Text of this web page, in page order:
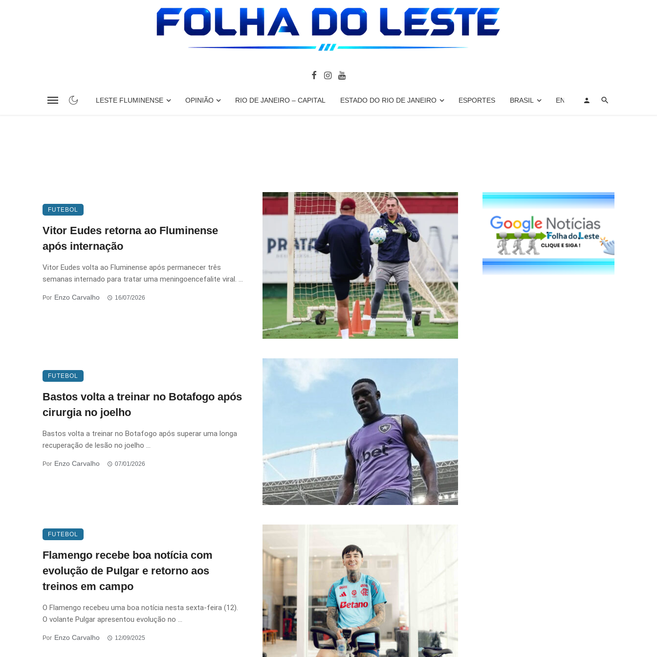
LESTE FLUMINENSE OPINIÃO RIO DE JANEIRO – CAPITAL ESTADO DO RIO DE JANEIRO ESPORTES BRASIL ENTRETENIMENTO, ARTES E
FUTEBOL
Vitor Eudes retorna ao Fluminense
após internação
Vitor Eudes volta ao Fluminense após permanecer três
semanas internado para tratar uma meningoencefalite viral. ...
Por Enzo Carvalho 16/07/2026
FUTEBOL
Bastos volta a treinar no Botafogo após
cirurgia no joelho
Bastos volta a treinar no Botafogo após superar uma longa
recuperação de lesão no joelho ...
Por Enzo Carvalho 07/01/2026
FUTEBOL
Flamengo recebe boa notícia com
evolução de Pulgar e retorno aos
treinos em campo
O Flamengo recebeu uma boa notícia nesta sexta-feira (12).
O volante Pulgar apresentou evolução no ...
Por Enzo Carvalho 12/09/2025